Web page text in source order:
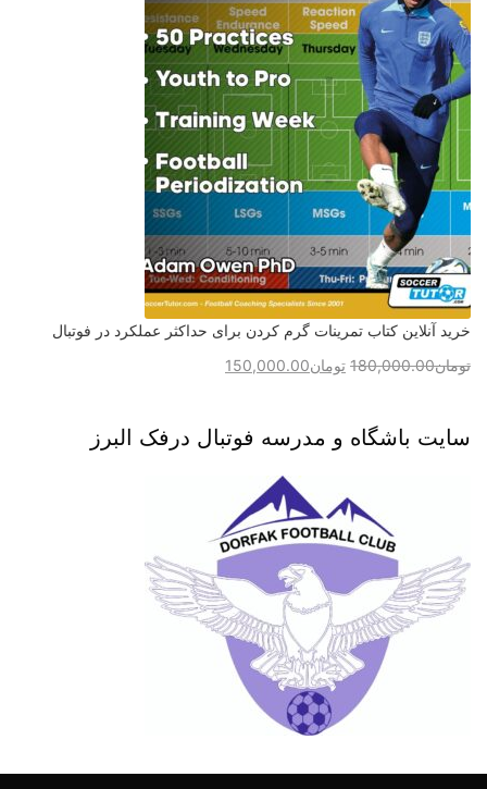
خرید آنلاین کتاب تمرینات گرم کردن برای حداکثر عملکرد در فوتبال
تومان180,000.00 تومان150,000.00
سایت باشگاه و مدرسه فوتبال درفک البرز